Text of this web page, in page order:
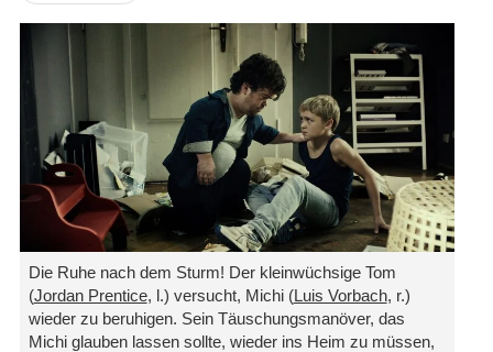
Die Ruhe nach dem Sturm! Der kleinwüchsige Tom
(Jordan Prentice, l.) versucht, Michi (Luis Vorbach, r.)
wieder zu beruhigen. Sein Täuschungsmanöver, das
Michi glauben lassen sollte, wieder ins Heim zu müssen,